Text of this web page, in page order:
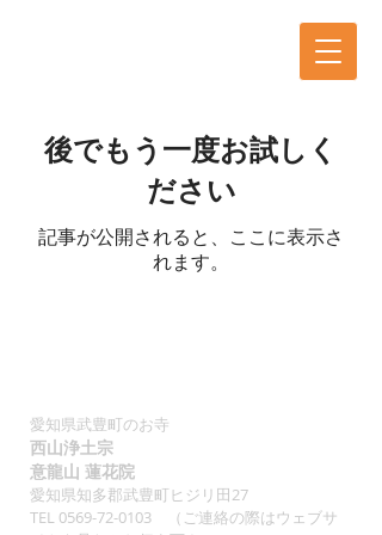
後でもう一度お試しく
ださい
記事が公開されると、ここに表示さ
れます。
愛知県武豊町のお寺
西山浄土宗
意龍山 蓮花院
愛知県知多郡武豊町ヒジリ田27
TEL 0569-72-0103 （ご連絡の際はウェブサ